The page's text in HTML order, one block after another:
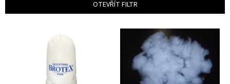
í
OTEVŘÍT FILTR